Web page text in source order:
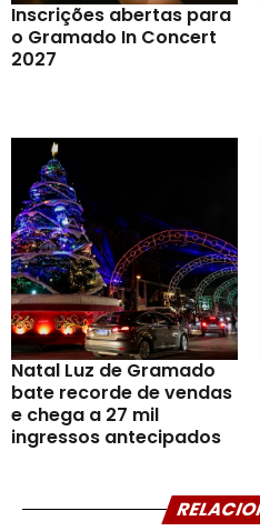
Inscrições abertas para
o Gramado In Concert
2027
Natal Luz de Gramado
bate recorde de vendas
e chega a 27 mil
ingressos antecipados